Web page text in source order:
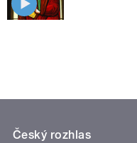
Český rozhlas